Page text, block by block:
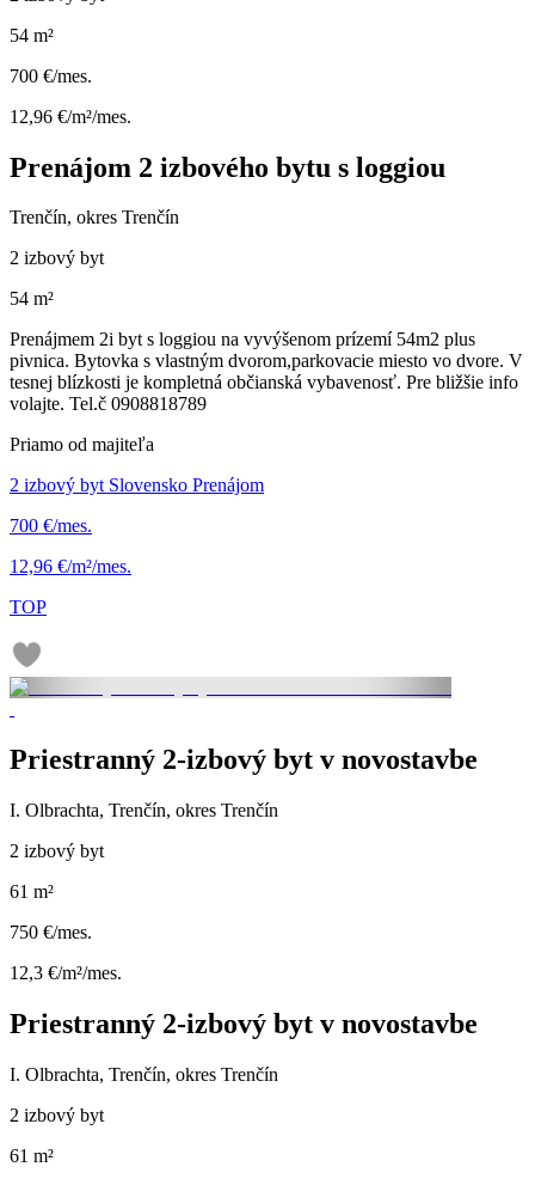
54 m²
700 €/mes.
12,96 €/m²/mes.
Prenájom 2 izbového bytu s loggiou
Trenčín, okres Trenčín
2 izbový byt
54 m²
Prenájmem 2i byt s loggiou na vyvýšenom prízemí 54m2 plus
pivnica. Bytovka s vlastným dvorom,parkovacie miesto vo dvore. V
tesnej blízkosti je kompletná občianská vybavenosť. Pre bližšie info
volajte. Tel.č 0908818789
Priamo od majiteľa
2 izbový byt Slovensko Prenájom
700 €/mes.
12,96 €/m²/mes.
TOP
Priestranný 2-izbový byt v novostavbe
I. Olbrachta, Trenčín, okres Trenčín
2 izbový byt
61 m²
750 €/mes.
12,3 €/m²/mes.
Priestranný 2-izbový byt v novostavbe
I. Olbrachta, Trenčín, okres Trenčín
2 izbový byt
61 m²